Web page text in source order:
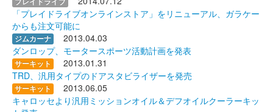
「プレイドライブオンラインストア」をリニューアル、ガラケー
からも注文可能に
ジムカーナ
2013.04.03
ダンロップ、モータースポーツ活動計画を発表
サーキット
2013.01.31
TRD、汎用タイプのドアスタビライザーを発売
サーキット
2013.06.05
キャロッセより汎用ミッションオイル＆デフオイルクーラーキッ